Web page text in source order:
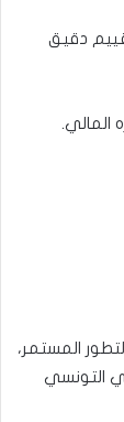
دقيق
المالي.
المستمر،
التونسي